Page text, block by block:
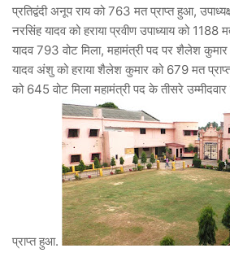
प्रतिद्वंदी अनूप राय को 763 मत प्राप्त हुआ,
नरसिंह यादव को हराया प्रवीण उपाध्याय को
यादव 793 वोट मिला, महामंत्री पद पर शैलेश कुमार
यादव अंशु को हराया शैलेश कुमार को 679 मत
को 645 वोट मिला महामंत्री पद के तीसरे
प्राप्त हुआ.